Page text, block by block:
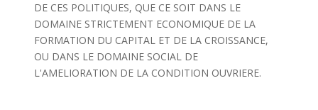
DE CES POLITIQUES, QUE CE SOIT DANS LE
DOMAINE STRICTEMENT ECONOMIQUE DE LA
FORMATION DU CAPITAL ET DE LA CROISSANCE,
OU DANS LE DOMAINE SOCIAL DE
L'AMELIORATION DE LA CONDITION OUVRIERE.